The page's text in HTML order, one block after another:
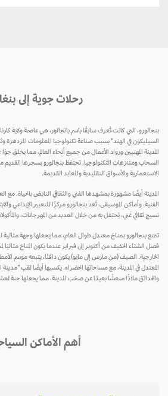
رحلات جوية إلى
بنجالورو، التي كانت تُعرف سابقًا باسم بانجالور، هي عاصمة ولاية
السيليكون في الهند" بسبب صناعة تكنولوجيا المعلومات المزدهرة
المدينة المهنيين ورواد الأعمال من جميع أنحاء العالم، مما يخلق جوًا
السحاب ومتنزهات التكنولوجيا، تحتفظ بنجالورو بسحرها القديم مع
الاستعمارية والأسواق التقليدية والمعابد القديمة.
المدينة أيضًا مشهورة بمشهدها الفني والثقافي النابض بالحياة. مع
الفنية، وأماكن الموسيقى، تُعد بنجالورو مركزًا للتعبير الإبداعي
نسيج ثقافي غني، يُحتفل به من خلال العديد من المهرجانات، والمأكولات،
تتمتع بنجالورو بمناخ معتدل طوال العام، مما يجعلها وجهة مثالية
فصل الشتاء الخفيف من أكتوبر إلى فبراير عندما يكون المناخ مثاليًا
الخارجية. الصيف (من مارس إلى مايو) يكون دافئًا، يتبعه موسم
المعتدل في المدينة، مع مساحاتها الخضراء، يكسبها أيضًا لقب "مدينة
والحدائق ملاذًا منعشًا بعيدًا عن صخب المدينة، مما يجعلها جنة لعشاق
أهم الأماكن